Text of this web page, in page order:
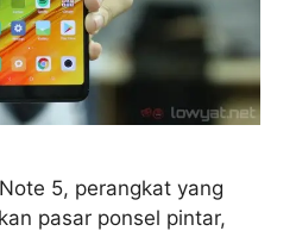
5, perangkat yang
pasar ponsel pintar,